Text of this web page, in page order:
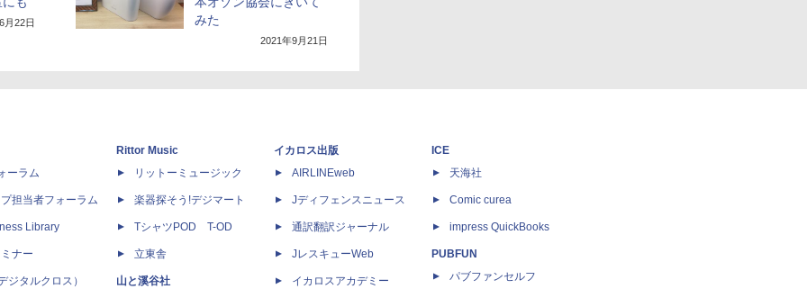
月22日
みた
2021年9月21日
ーラム
担当者フォーラム
Library
ナー
ジタルクロス）
Rittor Music
リットーミュージック
楽器探そう!デジマート
TシャツPOD T-OD
立東舎
山と溪谷社
イカロス出版
AIRLINEweb
Jディフェンスニュース
通訳翻訳ジャーナル
JレスキューWeb
イカロスアカデミー
ICE
天海社
Comic curea
impress QuickBooks
PUBFUN
パブファンセルフ